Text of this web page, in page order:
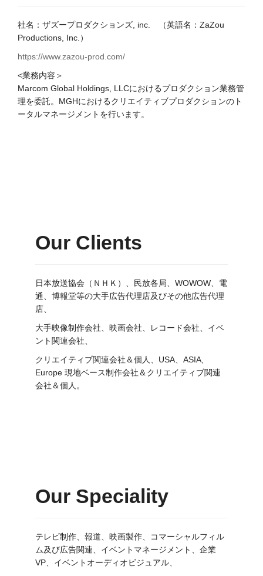
社名：ザズープロダクションズ, inc. （英語名： ZaZou
Productions, Inc. ）
https://www.zazou-prod.com/
<業務内容＞
Marcom Global Holdings, LLCにおけるプロダクション業務管
理を委託。MGHにおけるクリエイティブプロダクションのト
ータルマネージメントを行います。
Our Clients
日本放送協会（ＮＨＫ）、民放各局、WOWOW、電
通、博報堂等の大手広告代理店及びその他広告代理
店、
大手映像制作会社、映画会社、レコード会社、イベ
ント関連会社、
クリエイティブ関連会社＆個人、USA、ASIA,
Europe 現地ベース制作会社＆クリエイティブ関連
会社＆個人。
Our Speciality
テレビ制作、報道、映画製作、コマーシャルフィル
ム及び広告関連、イベントマネージメント、企業
VP、イベントオーディオビジュアル、